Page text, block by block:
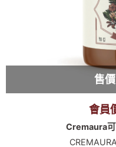
售
會員
Cremaura可